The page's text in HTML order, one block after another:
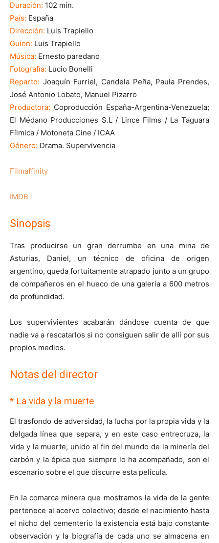
Duración: 102 min.
País: España
Dirección: Luis Trapiello
Guion: Luis Trapiello
Música: Ernesto paredano
Fotografía: Lucio Bonelli
Reparto: Joaquín Furriel, Candela Peña, Paula Prendes,
José Antonio Lobato, Manuel Pizarro
Productora: Coproducción España-Argentina-Venezuela;
El Médano Producciones S.L / Lince Films / La Taguara
Fílmica / Motoneta Cine / ICAA
Género: Drama. Supervivencia
Filmaffinity
IMDB
Sinopsis
Tras producirse un gran derrumbe en una mina de
Asturias, Daniel, un técnico de oficina de origen
argentino, queda fortuitamente atrapado junto a un grupo
de compañeros en el hueco de una galería a 600 metros
de profundidad.
Los supervivientes acabarán dándose cuenta de que
nadie va a rescatarlos si no consiguen salir de allí por sus
propios medios.
Notas del director
* La vida y la muerte
El trasfondo de adversidad, la lucha por la propia vida y la
delgada línea que separa, y en este caso entrecruza, la
vida y la muerte, unido al fin del mundo de la minería del
carbón y la épica que siempre lo ha acompañado, son el
escenario sobre el que discurre esta película.
En la comarca minera que mostramos la vida de la gente
pertenece al acervo colectivo; desde el nacimiento hasta
el nicho del cementerio la existencia está bajo constante
observación y la biografía de cada uno se almacena en